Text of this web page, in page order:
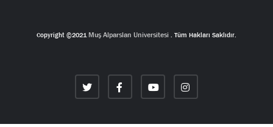
Copyright ©2021 Muş Alparslan Universitesi . Tüm Hakları Saklıdır.